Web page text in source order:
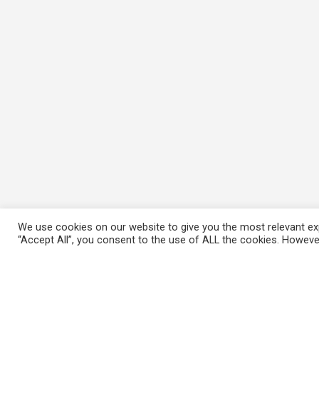
We use cookies on our website to give you the most relevant
“Accept All”, you consent to the use of ALL the cookies.